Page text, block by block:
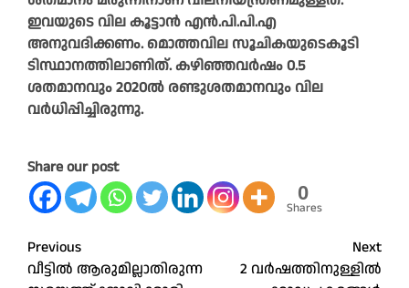
ഇവയുടെ വില കൂട്ടാൻ എൻ.പി.പി.എ
അനുവദിക്കണം. മൊത്തവില സൂചികയുടെകൂടി
ടിസ്ഥാനത്തിലാണിത്. കഴിഞ്ഞവർഷം 0.5
ശതമാനവും 2020ൽ രണ്ടുശതമാനവും വില
വർധിപ്പിച്ചിരുന്നു.
Share our post
0
Shares
Post
Previous
വീട്ടിൽ ആരുമില്ലാതിരുന്ന
Next
2 വർഷത്തിനുള്ളിൽ